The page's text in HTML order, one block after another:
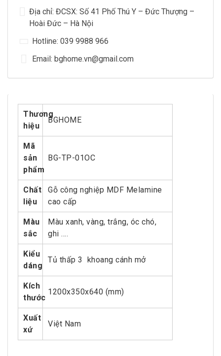
Địa chỉ: ĐCSX: Số 41 Phố Thú Y – Đức Thượng –
Hoài Đức – Hà Nội
Hotline: 039 9988 966
Email: bghome.vn@gmail.com
Thương
hiệu
BGHOME
Mã
sản
phẩm
BG-TP-01OC
Chất
liệu
Gỗ công nghiệp MDF Melamine
cao cấp
Màu
sắc
Màu xanh, vàng, trắng, óc chó,
ghi ….
Kiểu
dáng
Tủ thấp 3 khoang cánh mở
Kích
thước
1200x350x640 (mm)
Xuất
xứ
Việt Nam